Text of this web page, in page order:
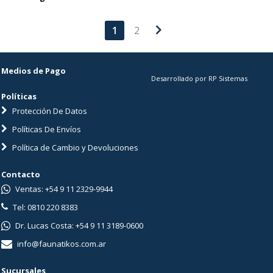
1 2 chevron_right
Medios de Pago
Políticas
Protección De Datos
Políticas De Envíos
Política de Cambio y Devoluciones
Desarrollado por RP Sistemas
Contacto
Ventas: +54 9 11 2329-9944
Tel: 0810 220 8383
Dr. Lucas Costa: +54 9 11 3189-0600
info@faunatikos.com.ar
Sucursales